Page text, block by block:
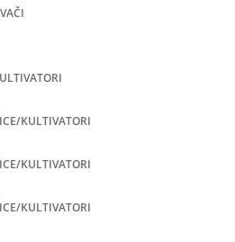
KULTIVATORI
KULTIVATORI
KULTIVATORI